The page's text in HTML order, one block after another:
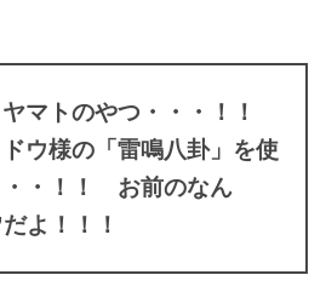
マトのやつ・・・！！
ウ様の「雷鳴八卦」を使
・・！！ お前のなん
よ！！！